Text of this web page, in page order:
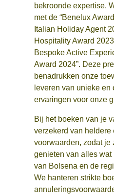
bekroonde expertise.
met de “Benelux
Italian Holiday Agent
Hospitality Award
Bespoke Active
Award 2024”. Deze
benadrukken onze
leveren van unieke en
ervaringen voor onze
Bij het boeken van je
verzekerd van heldere
voorwaarden, zodat je
genieten van alles wat
van Bolsena en de
We hanteren strikte